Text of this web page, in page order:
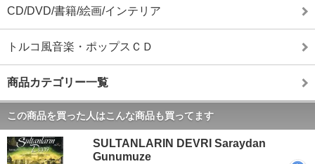
CD/DVD/書籍/絵画/インテリア
トルコ風音楽・ポップスＣＤ
商品カテゴリー一覧
この商品を買った人はこんな商品も買ってます
SULTANLARIN DEVRI Saraydan
Gunumuze